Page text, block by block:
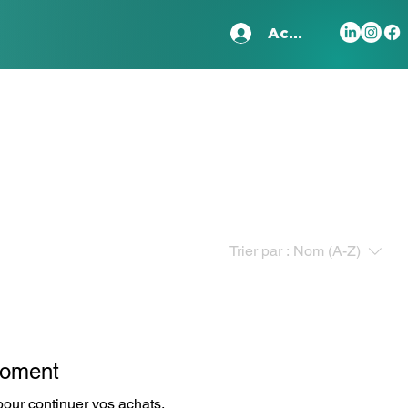
Accedi
Trier par : Nom (A-Z)
continuer vos achats.